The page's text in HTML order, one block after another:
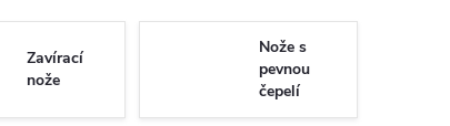
Zavírací
nože
Nože s
pevnou
čepelí